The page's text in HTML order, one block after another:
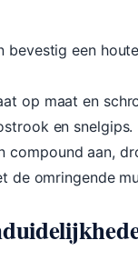
bevestig een
op maat en
en snelgips.
compound aan,
de omringende